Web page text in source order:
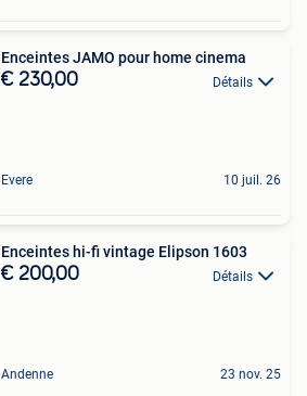
Enceintes JAMO pour home cinema
€ 230,00 Détails
Evere 10 juil. 26
Enceintes hi-fi vintage Elipson 1603
€ 200,00 Détails
Andenne 23 nov. 25